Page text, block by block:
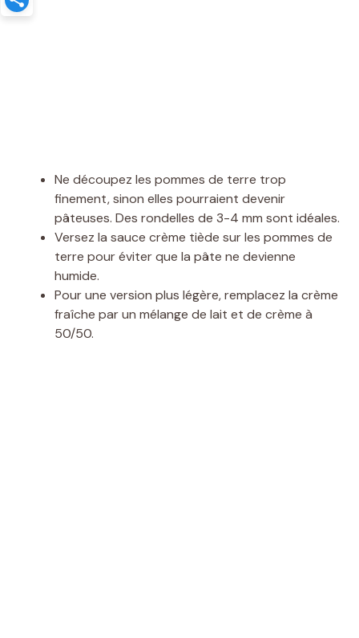
Ne découpez les pommes de terre trop
finement, sinon elles pourraient devenir
pâteuses. Des rondelles de 3-4 mm sont idéales.
Versez la sauce crème tiède sur les pommes de
terre pour éviter que la pâte ne devienne
humide.
Pour une version plus légère, remplacez la crème
fraîche par un mélange de lait et de crème à
50/50.